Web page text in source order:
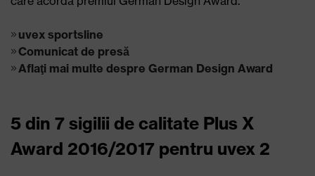
uvex sportsline
Comunicat de presă
Aflaţi mai multe despre German Design Award
5 din 7 sigilii de calitate Plus X
Award 2016/2017 pentru uvex 2